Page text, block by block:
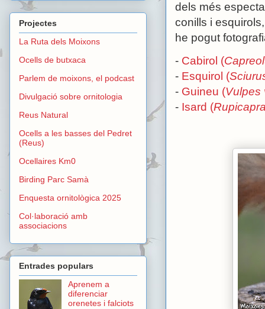
dels més
conills i
he pogut
- Cabirol (
- Esquirol (
- Guineu (Vulpes
- Isard (
Projectes
La Ruta dels Moixons
Ocells de butxaca
Parlem de moixons, el podcast
Divulgació sobre ornitologia
Reus Natural
Ocells a les basses del Pedret
(Reus)
Ocellaires Km0
Birding Parc Samà
Enquesta ornitològica 2025
Col·laboració amb
associacions
Entrades populars
Aprenem a
diferenciar
orenetes i falciots